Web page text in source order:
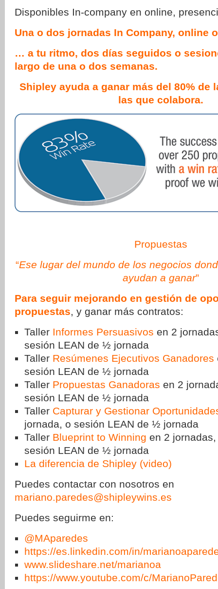
Disponibles In-company en online,
Una o dos jornadas In Company, online
… a tu ritmo, dos días seguidos o
largo de una o dos semanas.
Shipley ayuda a ganar más del 80% de
las que colabora.
Propuestas
“Ese lugar del mundo de los negocios
ayudan a ganar”
Para seguir mejorando en gestión de
propuestas, y ganar más contratos:
Taller Informes Persuasivos en 2
sesión LEAN de ½ jornada
Taller Resúmenes Ejecutivos Ganadores
sesión LEAN de ½ jornada
Taller Propuestas Ganadoras en 2
sesión LEAN de ½ jornada
Taller Capturar y Gestionar
jornada, o sesión LEAN de ½ jornada
Taller Blueprint to Winning en 2
sesión LEAN de ½ jornada
La diferencia de Shipley (video)
Puedes contactar con nosotros en
mariano.paredes@shipleywins.es
Puedes seguirme en:
@MAparedes
https://es.linkedin.com/in/
www.slideshare.net/marianoa
https://www.youtube.com/c/